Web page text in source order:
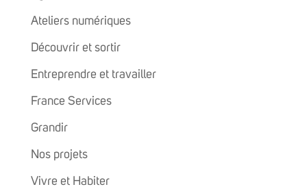
Ateliers numériques
Découvrir et sortir
Entreprendre et travailler
France Services
Grandir
Nos projets
Vivre et Habiter